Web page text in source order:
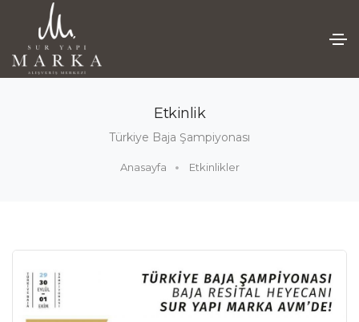
Etkinlik
Türkiye Baja Şampiyonası
Anasayfa Etkinlikler